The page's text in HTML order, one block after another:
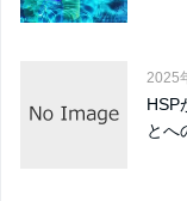
2025
HSP
とへ